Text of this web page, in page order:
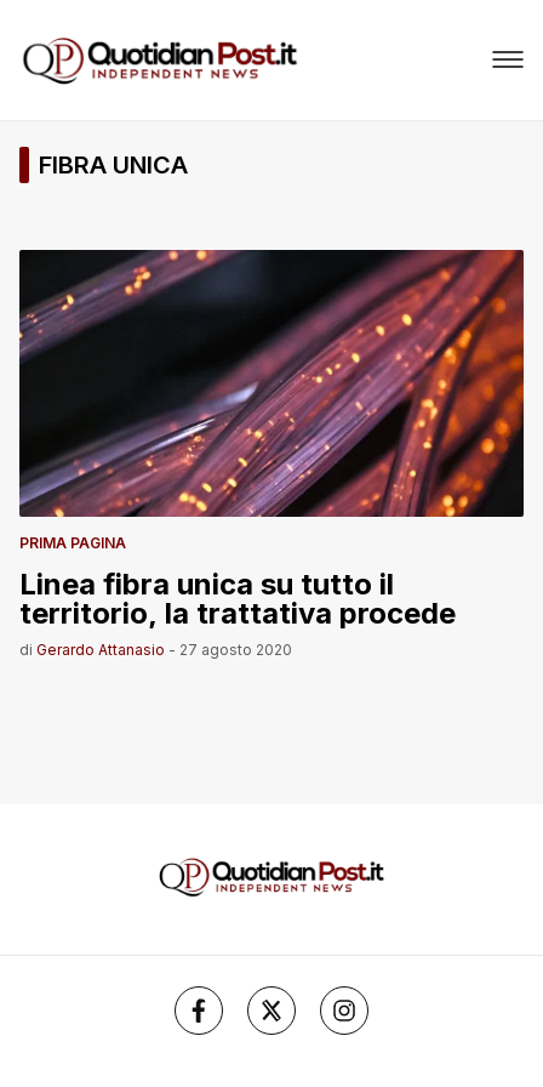
FIBRA UNICA
PRIMA PAGINA
Linea fibra unica su tutto il
territorio, la trattativa procede
di Gerardo Attanasio - 27 agosto 2020